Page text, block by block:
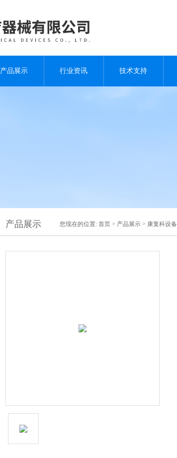
产品展示 行业资讯 技术支持
产品展示 您现在的位置: 首页 > 产品展示 > 康复科设备